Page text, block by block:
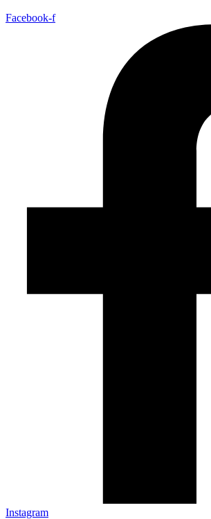
Facebook-f
Instagram